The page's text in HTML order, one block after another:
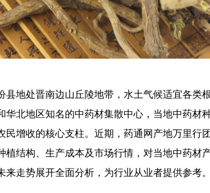
县地处晋南边山丘陵地带，水土气候适宜各类
华北地区知名的中药材集散中心，当地中药材
民增收的核心支柱。近期，药通网产地万里行
植结构、生产成本及市场行情，对当地中药材
来走势展开全面分析，为行业从业者提供参考。